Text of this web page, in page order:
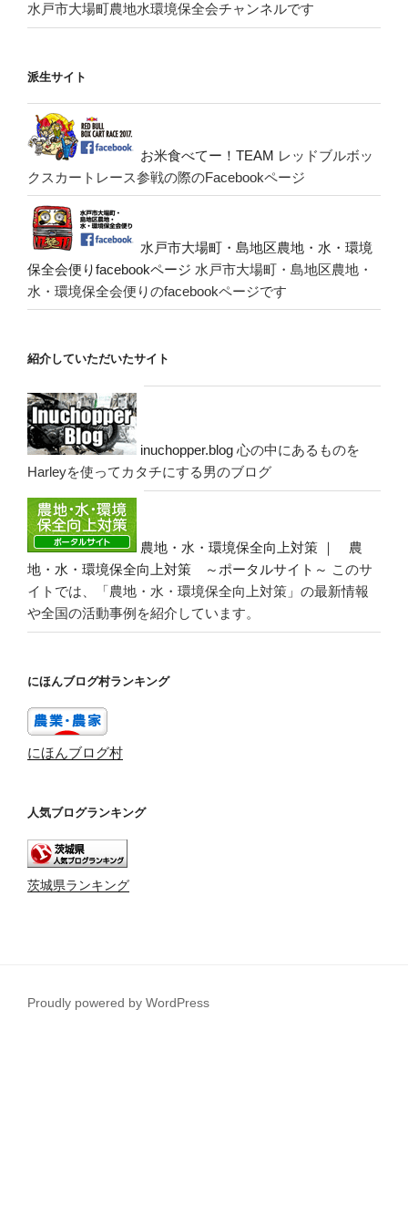
水戸市大場町農地水環境保全会チャンネルです
派生サイト
お米食べてー！TEAM レッドブルボッ
クスカートレース参戦の際のFacebookページ
水戸市大場町・島地区農地・水・環境
保全会便りfacebookページ 水戸市大場町・島地区農地・
水・環境保全会便りのfacebookページです
紹介していただいたサイト
inuchopper.blog 心の中にあるものを
Harleyを使ってカタチにする男のブログ
農地・水・環境保全向上対策 ｜ 農
地・水・環境保全向上対策 ～ポータルサイト～ このサ
イトでは、「農地・水・環境保全向上対策」の最新情報
や全国の活動事例を紹介しています。
にほんブログ村ランキング
にほんブログ村
人気ブログランキング
茨城県ランキング
Proudly powered by WordPress